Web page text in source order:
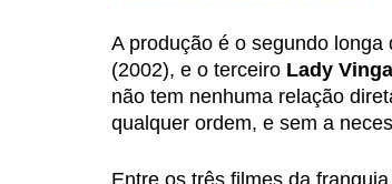
A produção é o segundo longa
(2002), e o terceiro Lady
não tem nenhuma relação
qualquer ordem, e sem a